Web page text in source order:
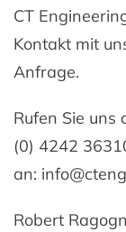
CT
Kontakt mit
Anfrage.
Rufen Sie uns
(0) 4242
an:
Robert